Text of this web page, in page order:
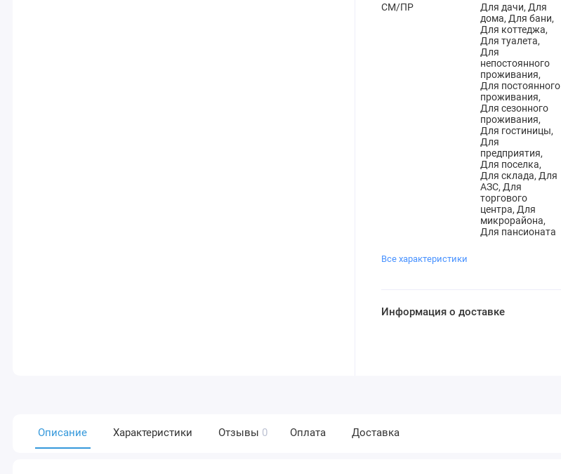
СМ/ПР
Для дачи, Для
дома, Для бани,
Для коттеджа,
Для туалета,
Для
непостоянного
проживания,
Для постоянного
проживания,
Для сезонного
проживания,
Для гостиницы,
Для
предприятия,
Для поселка,
Для склада, Для
АЗС, Для
торгового
центра, Для
микрорайона,
Для пансионата
Все характеристики
Информация о доставке
Описание Характеристики Отзывы 0 Оплата Доставка